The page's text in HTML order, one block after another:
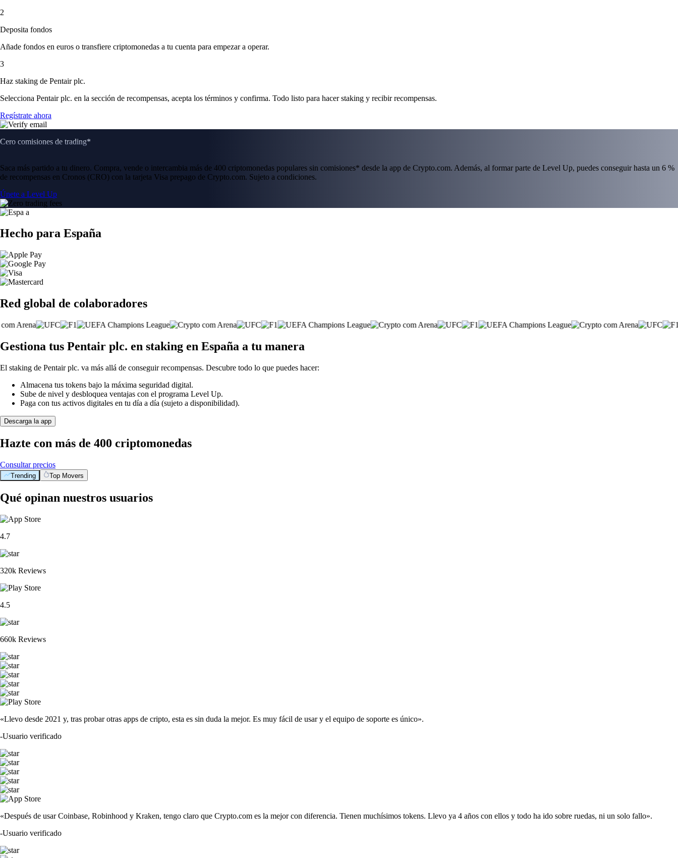
2
Deposita fondos
Añade fondos en euros o transfiere criptomonedas a tu cuenta para empezar a operar.
3
Haz staking de Pentair plc.
Selecciona Pentair plc. en la sección de recompensas, acepta los términos y confirma. Todo listo para hacer staking y recibir recompensas.
Regístrate ahora
Cero comisiones de trading*
Saca más partido a tu dinero. Compra, vende o intercambia más de 400 criptomonedas populares sin comisiones* desde la app de Crypto.com. Además, al formar parte de Level Up, puedes conseguir hasta un 6 %
de recompensas en Cronos (CRO) con la tarjeta Visa prepago de Crypto.com. Sujeto a condiciones.
Únete a Level Up
Hecho para España
Red global de colaboradores
Gestiona tus Pentair plc. en staking en España a tu manera
El staking de Pentair plc. va más allá de conseguir recompensas. Descubre todo lo que puedes hacer:
Almacena tus tokens bajo la máxima seguridad digital.
Sube de nivel y desbloquea ventajas con el programa Level Up.
Paga con tus activos digitales en tu día a día (sujeto a disponibilidad).
Descarga la app
Hazte con más de 400 criptomonedas
Consultar precios
Trending Top Movers
Qué opinan nuestros usuarios
4.7
320k Reviews
4.5
660k Reviews
«Llevo desde 2021 y, tras probar otras apps de cripto, esta es sin duda la mejor. Es muy fácil de usar y el equipo de soporte es único».
-Usuario verificado
«Después de usar Coinbase, Robinhood y Kraken, tengo claro que Crypto.com es la mejor con diferencia. Tienen muchísimos tokens. Llevo ya 4 años con ellos y todo ha ido sobre ruedas, ni un solo fallo».
-Usuario verificado